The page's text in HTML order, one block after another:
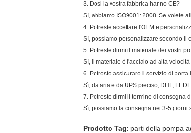
3. Dosi la vostra fabbrica hanno CE?
Sì, abbiamo ISO9001: 2008. Se volete
4. Potreste accettare l'OEM e
Sì, possiamo personalizzare secondo il
5. Potreste dirmi il materiale dei vostri
Sì, il materiale è l'acciaio ad alta velocità
6. Potreste assicurare il servizio di porta
Sì, da aria e da UPS preciso, DHL,
7. Potreste dirmi il termine di consegna
Sì, possiamo la consegna nei 3-5 giorni
Prodotto Tag: parti della pompa